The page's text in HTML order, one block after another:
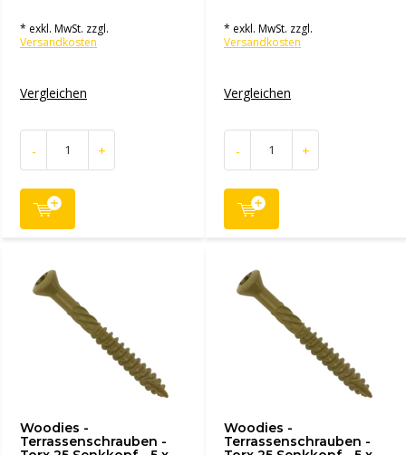
* exkl. MwSt. zzgl.
Versandkosten
Vergleichen
- +
* exkl. MwSt. zzgl.
Versandkosten
Vergleichen
- +
Woodies -
Terrassenschrauben -
Woodies -
Terrassenschrauben -